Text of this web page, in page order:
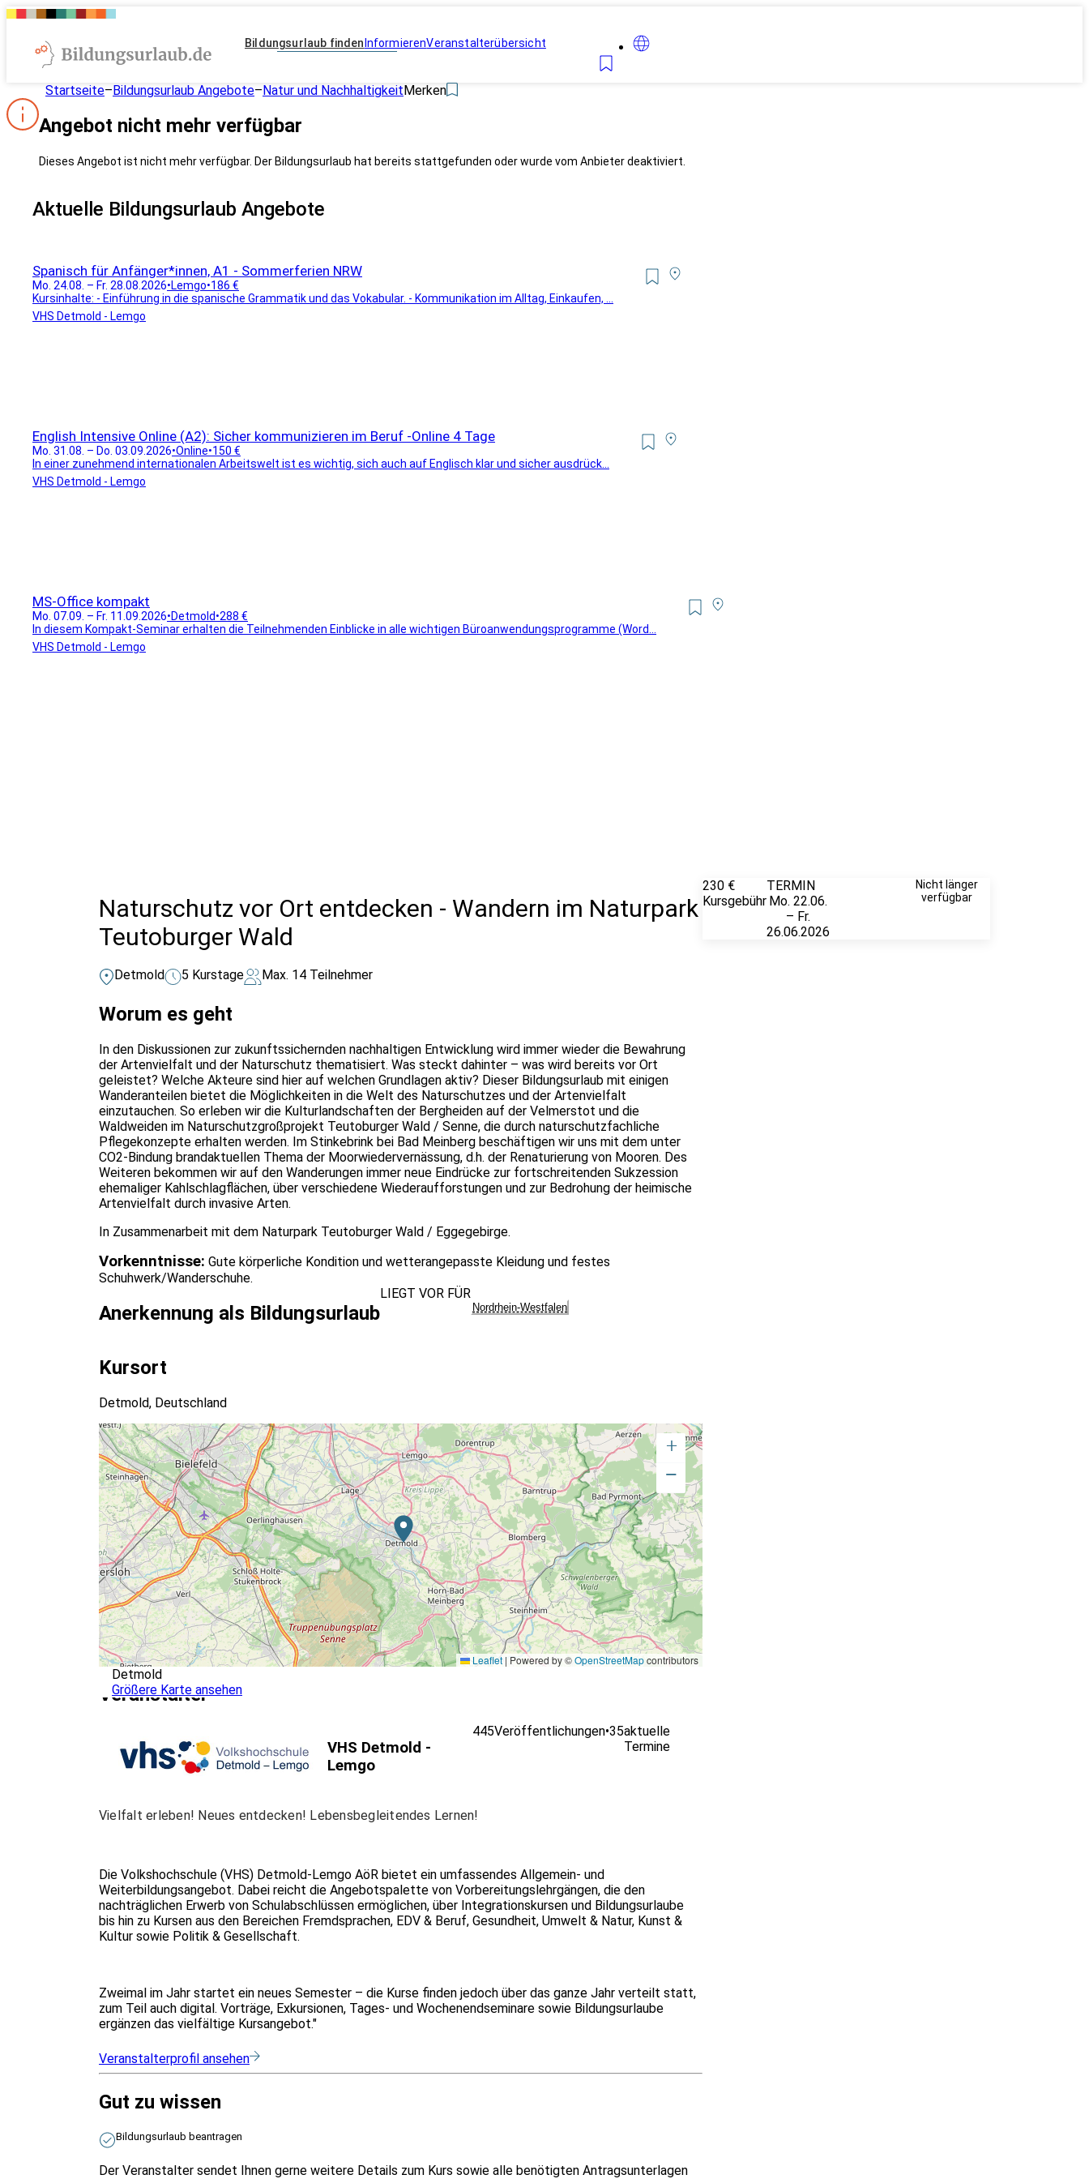
Bildungsurlaub finden InformierenVeranstalterübersicht
Startseite–Bildungsurlaub Angebote–Natur und NachhaltigkeitMerken
Angebot nicht mehr verfügbar
Dieses Angebot ist nicht mehr verfügbar. Der Bildungsurlaub hat bereits stattgefunden oder wurde vom Anbieter deaktiviert.
Aktuelle Bildungsurlaub Angebote
Spanisch für Anfänger*innen, A1 - Sommerferien NRW
Mo. 24.08. – Fr. 28.08.2026•Lemgo•186 €
Kursinhalte: - Einführung in die spanische Grammatik und das Vokabular. - Kommunikation im Alltag, Einkaufen, ...
VHS Detmold - Lemgo
English Intensive Online (A2): Sicher kommunizieren im Beruf -Online 4 Tage
Mo. 31.08. – Do. 03.09.2026•Online•150 €
In einer zunehmend internationalen Arbeitswelt ist es wichtig, sich auch auf Englisch klar und sicher ausdrück...
VHS Detmold - Lemgo
MS-Office kompakt
Mo. 07.09. – Fr. 11.09.2026•Detmold•288 €
In diesem Kompakt-Seminar erhalten die Teilnehmenden Einblicke in alle wichtigen Büroanwendungsprogramme (Word...
VHS Detmold - Lemgo
Naturschutz vor Ort entdecken - Wandern im Naturpark
Teutoburger Wald
Detmold 5 Kurstage Max. 14 Teilnehmer
Worum es geht
In den Diskussionen zur zukunftssichernden nachhaltigen Entwicklung wird immer wieder die Bewahrung
der Artenvielfalt und der Naturschutz thematisiert. Was steckt dahinter – was wird bereits vor Ort
geleistet? Welche Akteure sind hier auf welchen Grundlagen aktiv? Dieser Bildungsurlaub mit einigen
Wanderanteilen bietet die Möglichkeiten in die Welt des Naturschutzes und der Artenvielfalt
einzutauchen. So erleben wir die Kulturlandschaften der Bergheiden auf der Velmerstot und die
Waldweiden im Naturschutzgroßprojekt Teutoburger Wald / Senne, die durch naturschutzfachliche
Pflegekonzepte erhalten werden. Im Stinkebrink bei Bad Meinberg beschäftigen wir uns mit dem unter
CO2-Bindung brandaktuellen Thema der Moorwiedervernässung, d.h. der Renaturierung von Mooren. Des
Weiteren bekommen wir auf den Wanderungen immer neue Eindrücke zur fortschreitenden Sukzession
ehemaliger Kahlschlagflächen, über verschiedene Wiederaufforstungen und zur Bedrohung der heimische
Artenvielfalt durch invasive Arten.
In Zusammenarbeit mit dem Naturpark Teutoburger Wald / Eggegebirge.
Vorkenntnisse: Gute körperliche Kondition und wetterangepasste Kleidung und festes
Schuhwerk/Wanderschuhe.
Anerkennung als Bildungsurlaub
LIEGT VOR FÜR
Nordrhein-Westfalen
Kursort
Detmold, Deutschland
+
−
Leaflet | Powered by ©OpenStreetMapcontributors
Detmold
Größere Karte ansehen
Veranstalter
VHS Detmold -
Lemgo
445Veröffentlichungen•35aktuelle
Termine
Vielfalt erleben! Neues entdecken! Lebensbegleitendes Lernen!
Die Volkshochschule (VHS) Detmold-Lemgo AöR bietet ein umfassendes Allgemein- und
Weiterbildungsangebot. Dabei reicht die Angebotspalette von Vorbereitungslehrgängen, die den
nachträglichen Erwerb von Schulabschlüssen ermöglichen, über Integrationskursen und Bildungsurlaube
bis hin zu Kursen aus den Bereichen Fremdsprachen, EDV & Beruf, Gesundheit, Umwelt & Natur, Kunst &
Kultur sowie Politik & Gesellschaft.
Zweimal im Jahr startet ein neues Semester – die Kurse finden jedoch über das ganze Jahr verteilt statt,
zum Teil auch digital. Vorträge, Exkursionen, Tages- und Wochenendseminare sowie Bildungsurlaube
ergänzen das vielfältige Kursangebot."
Veranstalterprofil ansehen
Gut zu wissen
Bildungsurlaub beantragen
Der Veranstalter sendet Ihnen gerne weitere Details zum Kurs sowie alle benötigten Antragsunterlagen
230 €
Kursgebühr
TERMIN
Mo. 22.06.
– Fr.
26.06.2026
Nicht länger
verfügbar